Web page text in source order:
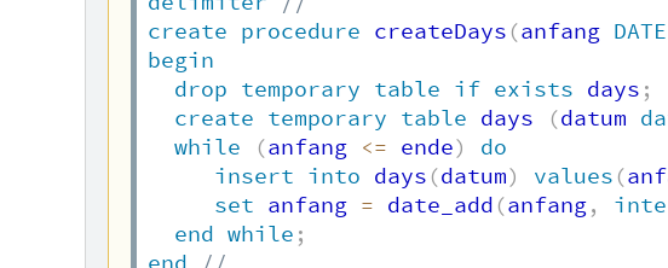
create procedure createDays (anfang DATE
begin
drop temporary table if exists days ;
create temporary table days (datum
while
(anfang <= ende)
do
insert into days (datum) values (
set anfang = date_add (anfang,
end while ;